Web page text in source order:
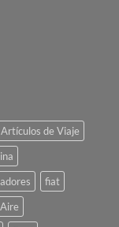
Artículos de Viaje
fiat